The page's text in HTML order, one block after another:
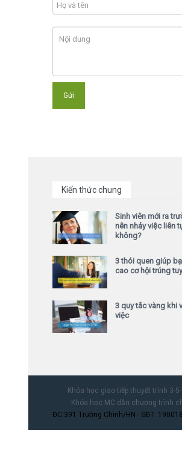
Kiến thức chung
Sinh viên mới ra
nên nhảy việc liên
không?
3 thói quen giúp
cao cơ hội trúng
3 quy tắc vàng khi
việc
Khóa học giao tiếp thuyết trình 3-
Khóa học MC dẫn chương trình
ĐC:391 Trường Chinh/HN - SĐT: